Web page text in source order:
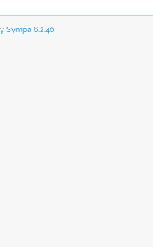
Sympa 6.2.40